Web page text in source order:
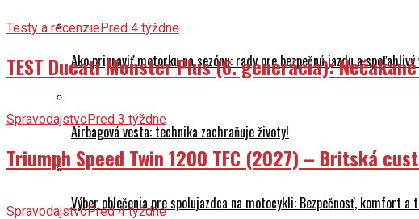
Ako pripraviť motorku na sezónu: rady pre bezpečnú jazdu a spoľahlivý
Airbagová vesta: technika zachraňuje životy!
Výber oblečenia pre spolujazdca na motocykli: Bezpečnosť, komfort
Testy a recenziePred 4 týždne
TEST Ducati Monster Plus (6. generácia):
SpravodajstvoPred 3 týždne
Triumph Speed Twin 1200 TFC (2027) – Britská
SpravodajstvoPred 4 týždne